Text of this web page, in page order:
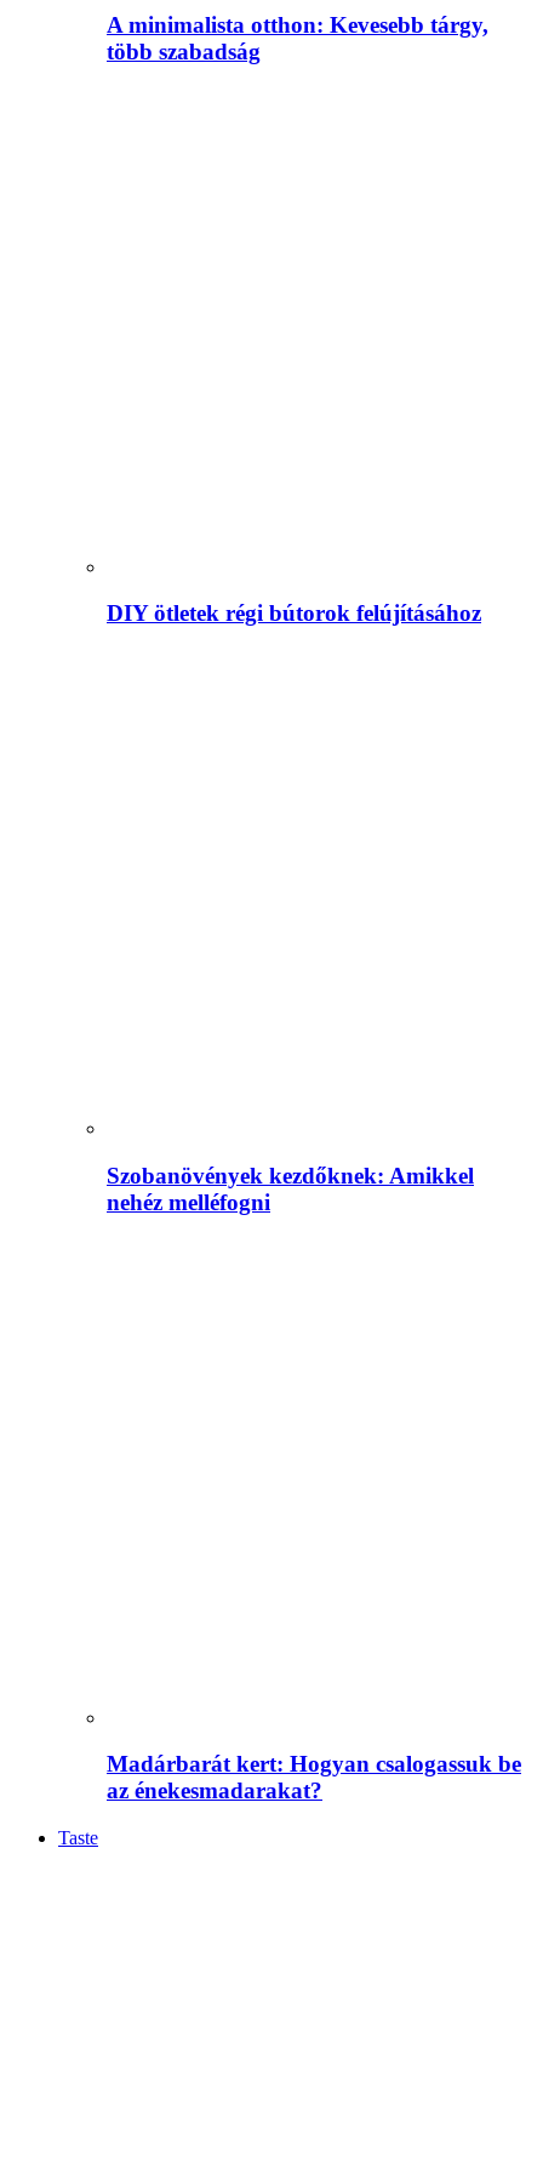
A minimalista otthon: Kevesebb tárgy,
több szabadság
DIY ötletek régi bútorok felújításához
Szobanövények kezdőknek: Amikkel
nehéz melléfogni
Madárbarát kert: Hogyan csalogassuk be
az énekesmadarakat?
Taste